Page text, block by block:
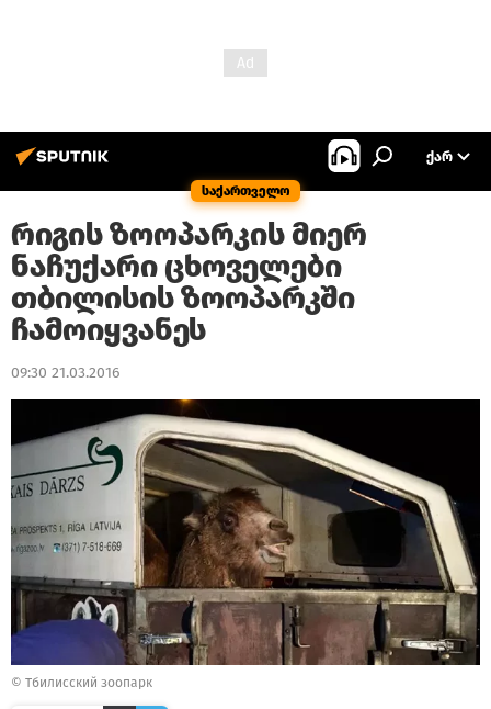
საქართველო
ᲥᲐᲠ
რიგის ზოოპარკის მიერ
ნაჩუქარი ცხოველები
თბილისის ზოოპარკში
ჩამოიყვანეს
09:30 21.03.2016
© Тбилисский зоопарк